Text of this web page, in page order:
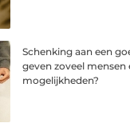
Schenking aan een
geven zoveel mensen
mogelijkheden?